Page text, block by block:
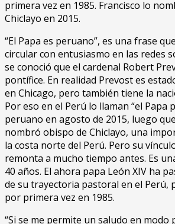
primera vez en 1985. Francisco lo
Chiclayo en 2015.
“El Papa es peruano”, es una frase
circular con entusiasmo en las redes
se conoció que el cardenal Robert
pontífice. En realidad Prevost es
en Chicago, pero también tiene la
Por eso en el Perú lo llaman “el Papa
peruano en agosto de 2015, luego
nombró obispo de Chiclayo, una
la costa norte del Perú. Pero su
remonta a mucho tiempo antes. Es
40 años. El ahora papa León XIV ha
de su trayectoria pastoral en el Perú,
por primera vez en 1985.
“Si se me permite un saludo en modo